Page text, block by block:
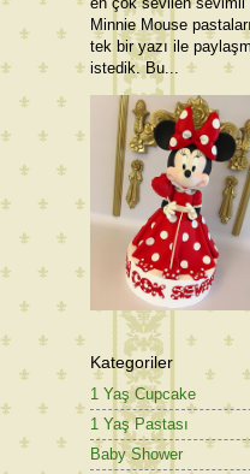
Minnie Mouse
tek bir yazı ile
istedik. Bu...
Kategoriler
1 Yaş Cupcake
1 Yaş Pastası
Baby Shower